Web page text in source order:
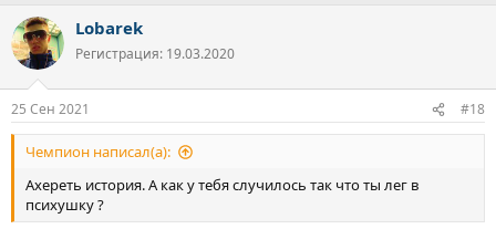
Lobarek
Регистрация: 19.03.2020
25 Сен 2021 #18
Чемпион написал(а):
Ахереть история. А как у тебя случилось так что ты лег в
психушку ?